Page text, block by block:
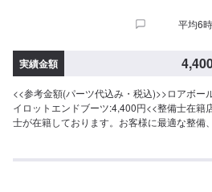
平均6
実績金額
<<参考金額(パーツ代込み・税込)>>ロアボー
イロットエンドブーツ:4,400円<<整備士在籍
士が在籍しております。お客様に最適な整備